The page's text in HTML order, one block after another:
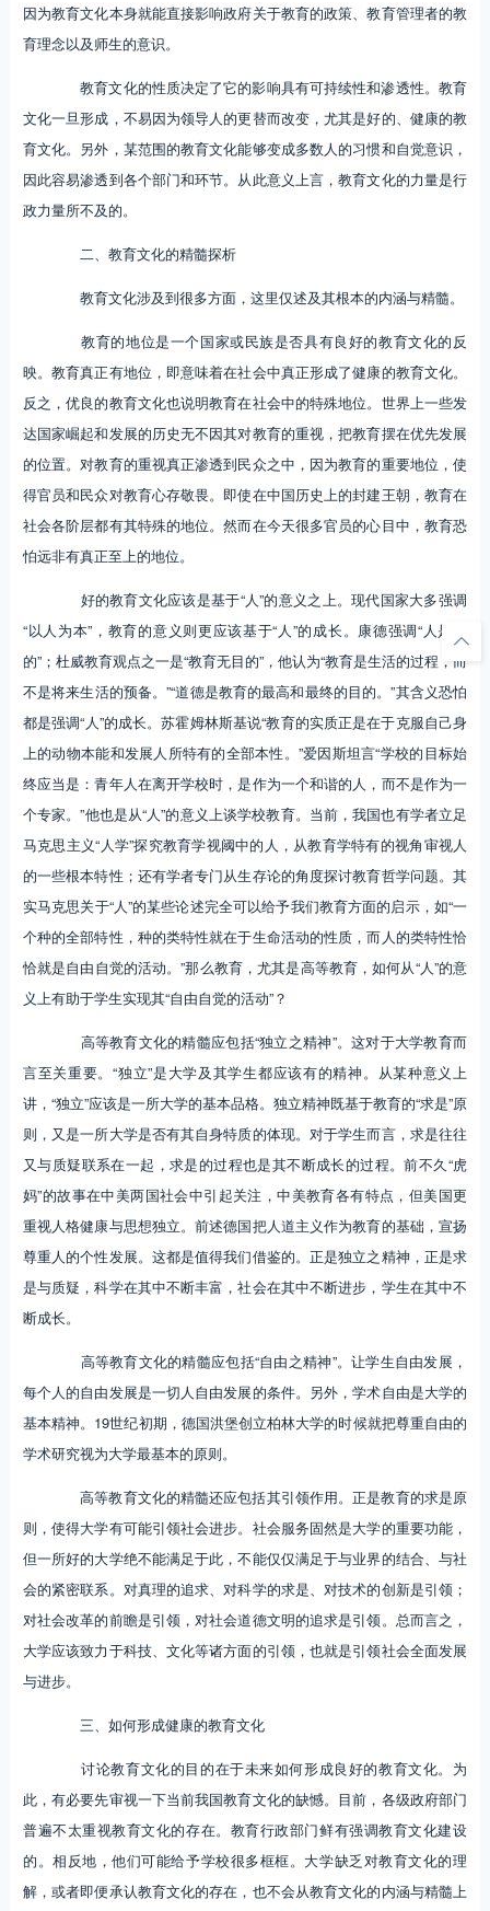
因为教育文化本身就能直接影响政府关于教育的政策、教育管理者的教
育理念以及师生的意识。
教育文化的性质决定了它的影响具有可持续性和渗透性。教育
文化一旦形成，不易因为领导人的更替而改变，尤其是好的、健康的教
育文化。另外，某范围的教育文化能够变成多数人的习惯和自觉意识，
因此容易渗透到各个部门和环节。从此意义上言，教育文化的力量是行
政力量所不及的。
二、教育文化的精髓探析
教育文化涉及到很多方面，这里仅述及其根本的内涵与精髓。
教育的地位是一个国家或民族是否具有良好的教育文化的反
映。教育真正有地位，即意味着在社会中真正形成了健康的教育文化。
反之，优良的教育文化也说明教育在社会中的特殊地位。世界上一些发
达国家崛起和发展的历史无不因其对教育的重视，把教育摆在优先发展
的位置。对教育的重视真正渗透到民众之中，因为教育的重要地位，使
得官员和民众对教育心存敬畏。即使在中国历史上的封建王朝，教育在
社会各阶层都有其特殊的地位。然而在今天很多官员的心目中，教育恐
怕远非有真正至上的地位。
好的教育文化应该是基于“人”的意义之上。现代国家大多强调
“以人为本”，教育的意义则更应该基于“人”的成长。康德强调“人是目
的”；杜威教育观点之一是“教育无目的”，他认为“教育是生活的过程，而
不是将来生活的预备。”“道德是教育的最高和最终的目的。”其含义恐怕
都是强调“人”的成长。苏霍姆林斯基说“教育的实质正是在于克服自己身
上的动物本能和发展人所特有的全部本性。”爱因斯坦言“学校的目标始
终应当是：青年人在离开学校时，是作为一个和谐的人，而不是作为一
个专家。”他也是从“人”的意义上谈学校教育。当前，我国也有学者立足
马克思主义“人学”探究教育学视阈中的人，从教育学特有的视角审视人
的一些根本特性；还有学者专门从生存论的角度探讨教育哲学问题。其
实马克思关于“人”的某些论述完全可以给予我们教育方面的启示，如“一
个种的全部特性，种的类特性就在于生命活动的性质，而人的类特性恰
恰就是自由自觉的活动。”那么教育，尤其是高等教育，如何从“人”的意
义上有助于学生实现其“自由自觉的活动”？
高等教育文化的精髓应包括“独立之精神”。这对于大学教育而
言至关重要。“独立”是大学及其学生都应该有的精神。从某种意义上
讲，“独立”应该是一所大学的基本品格。独立精神既基于教育的“求是”原
则，又是一所大学是否有其自身特质的体现。对于学生而言，求是往往
又与质疑联系在一起，求是的过程也是其不断成长的过程。前不久“虎
妈”的故事在中美两国社会中引起关注，中美教育各有特点，但美国更
重视人格健康与思想独立。前述德国把人道主义作为教育的基础，宣扬
尊重人的个性发展。这都是值得我们借鉴的。正是独立之精神，正是求
是与质疑，科学在其中不断丰富，社会在其中不断进步，学生在其中不
断成长。
高等教育文化的精髓应包括“自由之精神”。让学生自由发展，
每个人的自由发展是一切人自由发展的条件。另外，学术自由是大学的
基本精神。19世纪初期，德国洪堡创立柏林大学的时候就把尊重自由的
学术研究视为大学最基本的原则。
高等教育文化的精髓还应包括其引领作用。正是教育的求是原
则，使得大学有可能引领社会进步。社会服务固然是大学的重要功能，
但一所好的大学绝不能满足于此，不能仅仅满足于与业界的结合、与社
会的紧密联系。对真理的追求、对科学的求是、对技术的创新是引领；
对社会改革的前瞻是引领，对社会道德文明的追求是引领。总而言之，
大学应该致力于科技、文化等诸方面的引领，也就是引领社会全面发展
与进步。
三、如何形成健康的教育文化
讨论教育文化的目的在于未来如何形成良好的教育文化。为
此，有必要先审视一下当前我国教育文化的缺憾。目前，各级政府部门
普遍不太重视教育文化的存在。教育行政部门鲜有强调教育文化建设
的。相反地，他们可能给予学校很多框框。大学缺乏对教育文化的理
解，或者即便承认教育文化的存在，也不会从教育文化的内涵与精髓上